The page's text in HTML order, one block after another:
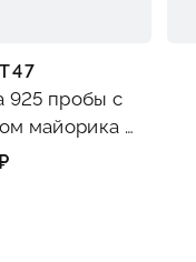
925 пробы с
майорика и